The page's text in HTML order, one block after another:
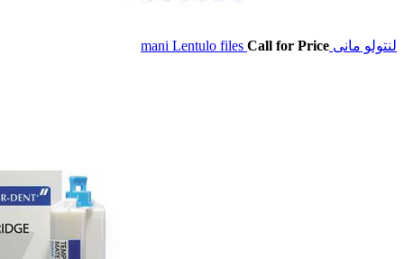
لنتولو مانی mani Lentulo files Call for Price